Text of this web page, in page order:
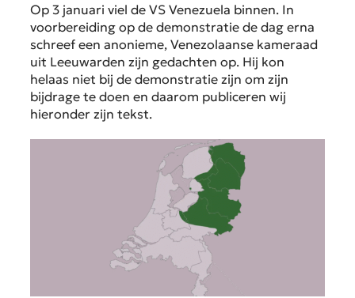
Op 3 januari viel de VS Venezuela binnen. In
voorbereiding op de demonstratie de dag erna
schreef een anonieme, Venezolaanse kameraad
uit Leeuwarden zijn gedachten op. Hij kon
helaas niet bij de demonstratie zijn om zijn
bijdrage te doen en daarom publiceren wij
hieronder zijn tekst.